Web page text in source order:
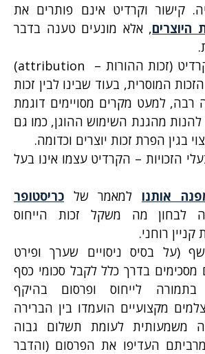
קישור וקרדיט אינם פותרים את
היוצרים, אלא מונעים טענה בדבר
(זכות ההורות –
attribution
)
המוסרית, בעוד שבינו לבין זכות
רבה, למעט מקרים מסויימים דוגמת
מהגנת השימוש ההוגן, כמו גם
בגין הפרת זכות יוצרים וכדומה.
הזכויות – הקרדיט עצמו אינו בעל
אותנו למאמר של כריסטופר
לבחון מה משקל זכות הייחוס
רוחני.
(על בסיס ניסויים שערך ופירט
מסכימים בדרך כלל לקבל סכומי כסף
לייחוס ופרסום בהיקף
מקצועיים הועמדו בין הברירה
משמעותית לעומת תשלום גבוה
העדיפו את הפרסום (והדבר